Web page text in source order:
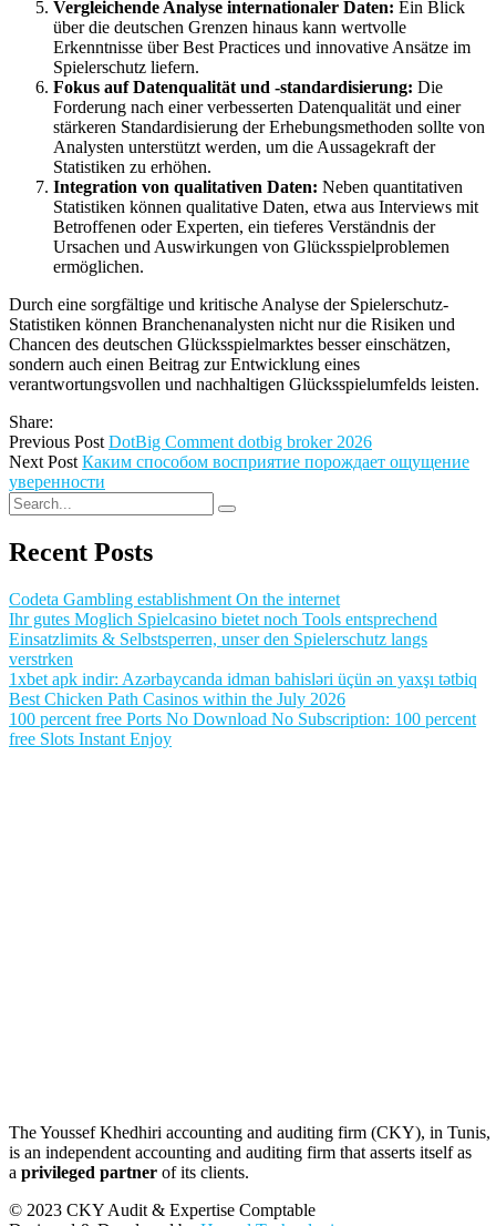
Vergleichende Analyse internationaler Daten: Ein Blick
über die deutschen Grenzen hinaus kann wertvolle
Erkenntnisse über Best Practices und innovative Ansätze im
Spielerschutz liefern.
Fokus auf Datenqualität und -standardisierung: Die
Forderung nach einer verbesserten Datenqualität und einer
stärkeren Standardisierung der Erhebungsmethoden sollte von
Analysten unterstützt werden, um die Aussagekraft der
Statistiken zu erhöhen.
Integration von qualitativen Daten: Neben quantitativen
Statistiken können qualitative Daten, etwa aus Interviews mit
Betroffenen oder Experten, ein tieferes Verständnis der
Ursachen und Auswirkungen von Glücksspielproblemen
ermöglichen.
Durch eine sorgfältige und kritische Analyse der Spielerschutz-
Statistiken können Branchenanalysten nicht nur die Risiken und
Chancen des deutschen Glücksspielmarktes besser einschätzen,
sondern auch einen Beitrag zur Entwicklung eines
verantwortungsvollen und nachhaltigen Glücksspielumfelds leisten.
Share:
Previous Post DotBig Comment dotbig broker 2026
Next Post Каким способом восприятие порождает ощущение
уверенности
Recent Posts
Codeta Gambling establishment On the internet
Ihr gutes Moglich Spielcasino bietet noch Tools entsprechend
Einsatzlimits & Selbstsperren, unser den Spielerschutz langs
verstrken
1xbet apk indir: Azərbaycanda idman bahisləri üçün ən yaxşı tətbiq
Best Chicken Path Casinos within the July 2026
100 percent free Ports No Download No Subscription: 100 percent
free Slots Instant Enjoy
The Youssef Khedhiri accounting and auditing firm (CKY), in Tunis,
is an independent accounting and auditing firm that asserts itself as
a privileged partner of its clients.
© 2023 CKY Audit & Expertise Comptable